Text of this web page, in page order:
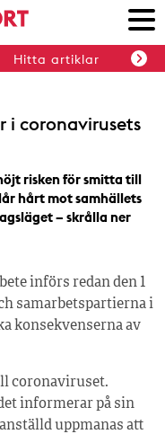
Hitta artiklar
i coronavirusets
risken för smitta till
hårt mot samhällets
– skrålla ner
införs redan den 1
samarbetspartierna i
konsekvenserna av
coronaviruset.
informerar på sin
uppmanas att